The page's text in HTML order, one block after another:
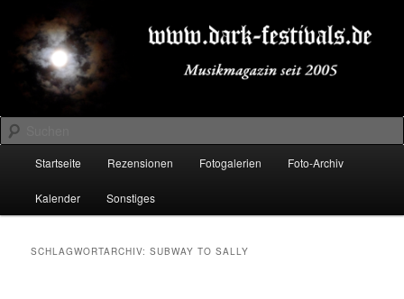
primären
Inhalt
springen
sekundären
Inhalt
springenDARK-FESTIVALS.DE
Suchen
Startseite Rezensionen Fotogalerien Foto-Archiv
Kalender Sonstiges
SCHLAGWORTARCHIV:SUBWAY TO SALLY